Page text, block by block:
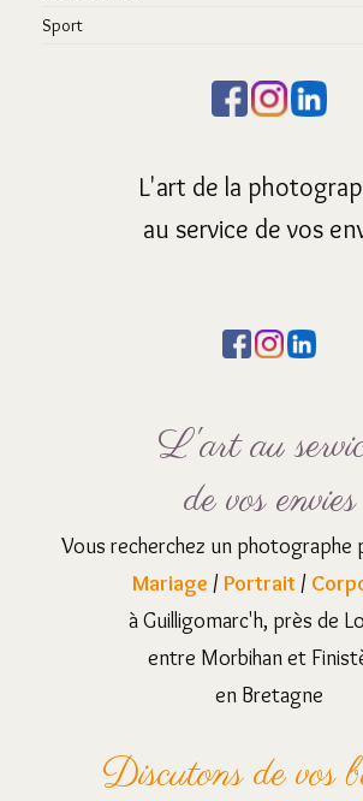
Sport
L'art de la
au service de vos
L'art au
de vos envies
Vous recherchez un photographe
Mariage /Portrait /
à Guilligomarc'h, près de
entre Morbihan et
en Bretagne
Discutons de vos